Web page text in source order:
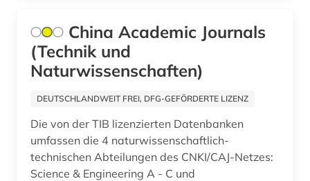
paläontologie (1)
patent (1)
pharmazie (12)
philosophie (5)
physik (7)
China Academic Journals
(Technik und
Naturwissenschaften)
DEUTSCHLANDWEIT FREI, DFG-GEFÖRDERTE LIZENZ
Die von der TIB lizenzierten Datenbanken
umfassen die 4 naturwissenschaftlich-
technischen Abteilungen des CNKI/CAJ-Netzes:
Science & Engineering A - C und